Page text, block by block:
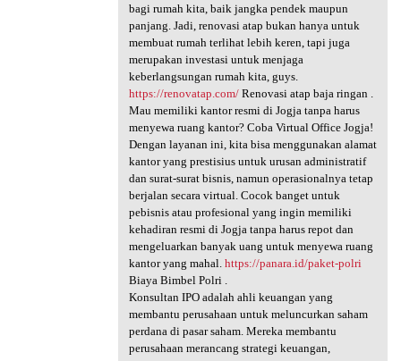
bagi rumah kita, baik jangka pendek maupun
panjang. Jadi, renovasi atap bukan hanya untuk
membuat rumah terlihat lebih keren, tapi juga
merupakan investasi untuk menjaga
keberlangsungan rumah kita, guys.
https://renovatap.com/Renovasi atap baja ringan .
Mau memiliki kantor resmi di Jogja tanpa harus
menyewa ruang kantor? Coba Virtual Office Jogja!
Dengan layanan ini, kita bisa menggunakan alamat
kantor yang prestisius untuk urusan administratif
dan surat-surat bisnis, namun operasionalnya tetap
berjalan secara virtual. Cocok banget untuk
pebisnis atau profesional yang ingin memiliki
kehadiran resmi di Jogja tanpa harus repot dan
mengeluarkan banyak uang untuk menyewa ruang
kantor yang mahal. https://panara.id/paket-polri
Biaya Bimbel Polri .
Konsultan IPO adalah ahli keuangan yang
membantu perusahaan untuk meluncurkan saham
perdana di pasar saham. Mereka membantu
perusahaan merancang strategi keuangan,